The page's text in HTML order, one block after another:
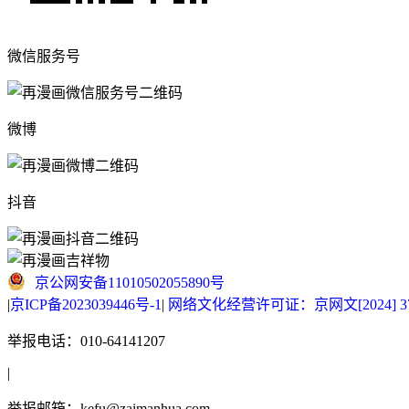
微信服务号
微博
抖音
京公网安备11010502055890号
|京ICP备2023039446号-1 | 网络文化经营许可证：京网文[2024]
举报电话：010-64141207
|